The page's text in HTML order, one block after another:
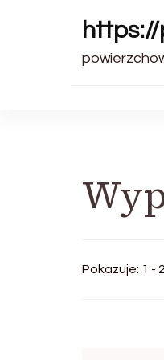
https://
Pokazuje: 1 -